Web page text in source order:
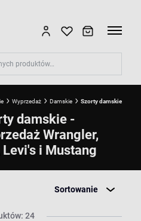
Wyprzedaż Damskie Szorty damskie
damskie -
Wrangler,
Levi's i Mustang
Sortowanie
24